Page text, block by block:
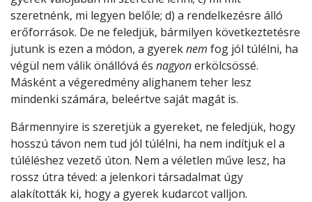
szeretnénk, mi legyen belőle; d) a rendelkezésre álló
erőforrások. De ne feledjük, bármilyen következtetésre
jutunk is ezen a módon, a gyereknem fog jól túlélni, ha
végül nem válik önállóvá és nagyonerkölcsössé.
Másként a végeredmény alighanem teher lesz
mindenki számára, beleértve saját magát is.
Bármennyire is szeretjük a gyereket, ne feledjük, hogy
hosszú távon nem tud jól túlélni, ha nem indítjuk el a
túléléshez vezető úton. Nem a véletlen műve lesz, ha
rossz útra téved: a jelenkori társadalmat úgy
alakították ki, hogy a gyerek kudarcot valljon.